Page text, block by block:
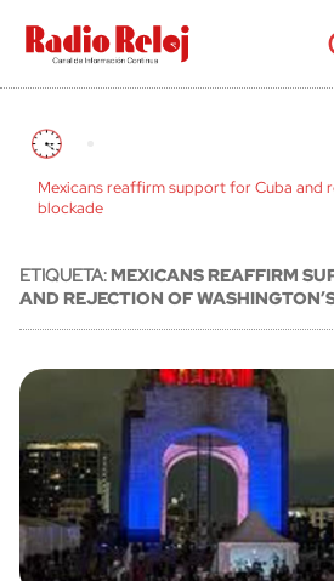
cerrar
Mexicans reaffirm support for Cuba and
blockade
ETIQUETA:MEXICANS REAFFIRM
AND REJECTION OF